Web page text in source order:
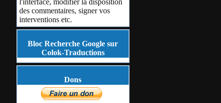
l'interface, modifier la disposition
des commentaires, signer vos
interventions etc.
Bloc Recherche Google sur
Colok-Traductions
Dons